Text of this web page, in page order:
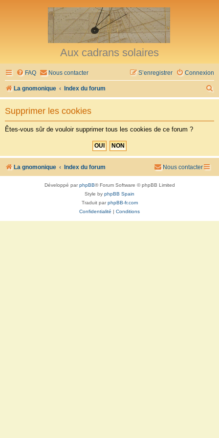
Aux cadrans solaires
FAQ Nous contacter Connexion
S’enregistrer
La gnomonique Index du forum
e
h
Supprimer les cookies
Êtes-vous sûr de vouloir supprimer tous les cookies de ce forum ?
La gnomonique Index du forum Nous contacter
Développé parphpBB® Forum Software © phpBB Limited
Style by phpBB Spain
Traduit parphpBB-fr.com
Confidentialité | Conditions